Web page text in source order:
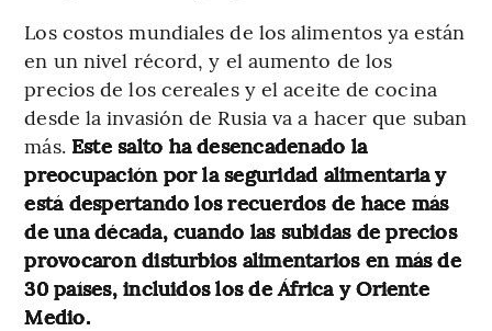
Los costos mundiales de los alimentos ya están
en un nivel récord, y el aumento de los
precios de los cereales y el aceite de cocina
desde la invasión de Rusia va a hacer que suban
más. Este salto ha desencadenado la
preocupación por la seguridad alimentaria y
está despertando los recuerdos de hace más
de una década, cuando las subidas de precios
provocaron disturbios alimentarios en más de
30 países, incluidos los de África y Oriente
Medio.